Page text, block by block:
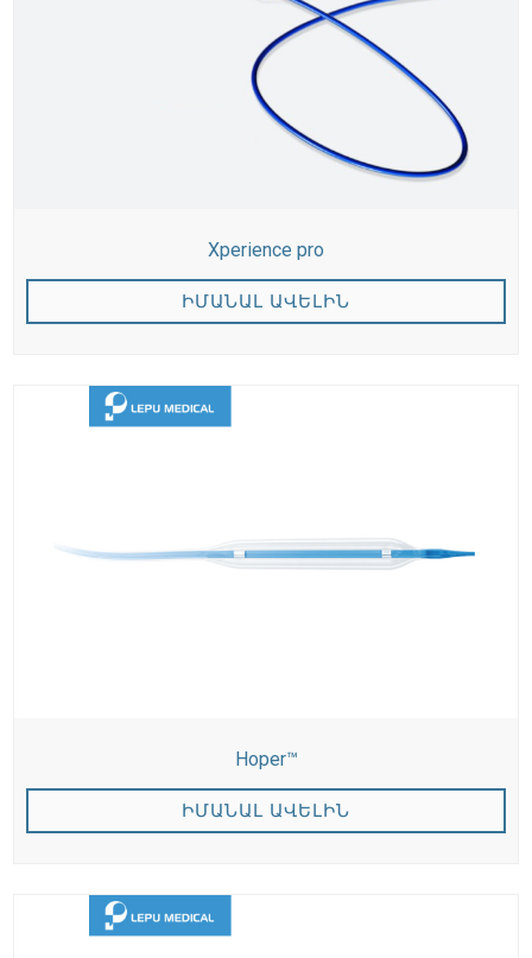
Xperience pro
ԻՄԱՆԱԼ ԱՎԵԼԻՆ
Hoper™
ԻՄԱՆԱԼ ԱՎԵԼԻՆ